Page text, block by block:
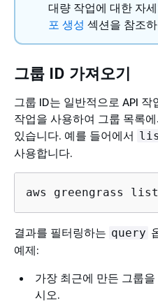
대량 작업에 대한 자
포 생성 섹션을 참조
그룹 ID 가져오기
그룹 ID는 일반적으로 API 작
작업을 사용하여 그룹 목록
있습니다. 예를 들어에서
사용합니다.
aws greengrass
결과를 필터링하는 query
예제:
가장 최근에 만든 그룹
시오.